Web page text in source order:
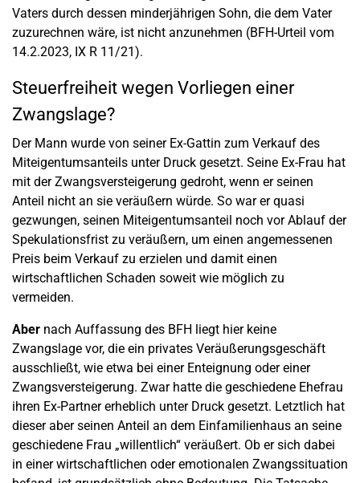
Vaters durch dessen minderjährigen Sohn, die dem Vater
zuzurechnen wäre, ist nicht anzunehmen (BFH-Urteil vom
14.2.2023, IX R 11/21).
Steuerfreiheit wegen Vorliegen einer
Zwangslage?
Der Mann wurde von seiner Ex-Gattin zum Verkauf des
Miteigentumsanteils unter Druck gesetzt. Seine Ex-Frau hat
mit der Zwangsversteigerung gedroht, wenn er seinen
Anteil nicht an sie veräußern würde. So war er quasi
gezwungen, seinen Miteigentumsanteil noch vor Ablauf der
Spekulationsfrist zu veräußern, um einen angemessenen
Preis beim Verkauf zu erzielen und damit einen
wirtschaftlichen Schaden soweit wie möglich zu
vermeiden.
Aber nach Auffassung des BFH liegt hier keine
Zwangslage vor, die ein privates Veräußerungsgeschäft
ausschließt, wie etwa bei einer Enteignung oder einer
Zwangsversteigerung. Zwar hatte die geschiedene Ehefrau
ihren Ex-Partner erheblich unter Druck gesetzt. Letztlich hat
dieser aber seinen Anteil an dem Einfamilienhaus an seine
geschiedene Frau „willentlich“ veräußert. Ob er sich dabei
in einer wirtschaftlichen oder emotionalen Zwangssituation